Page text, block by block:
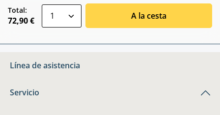
Total:
72,90 € A la cesta
Línea de asistencia
Servicio